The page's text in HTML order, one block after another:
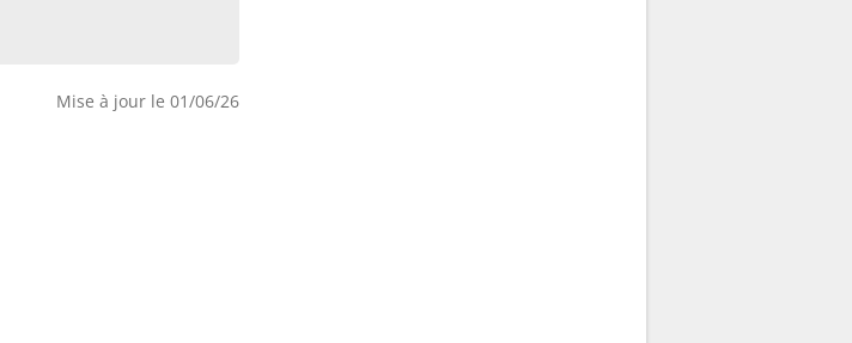
Mise à jour le 01/06/26